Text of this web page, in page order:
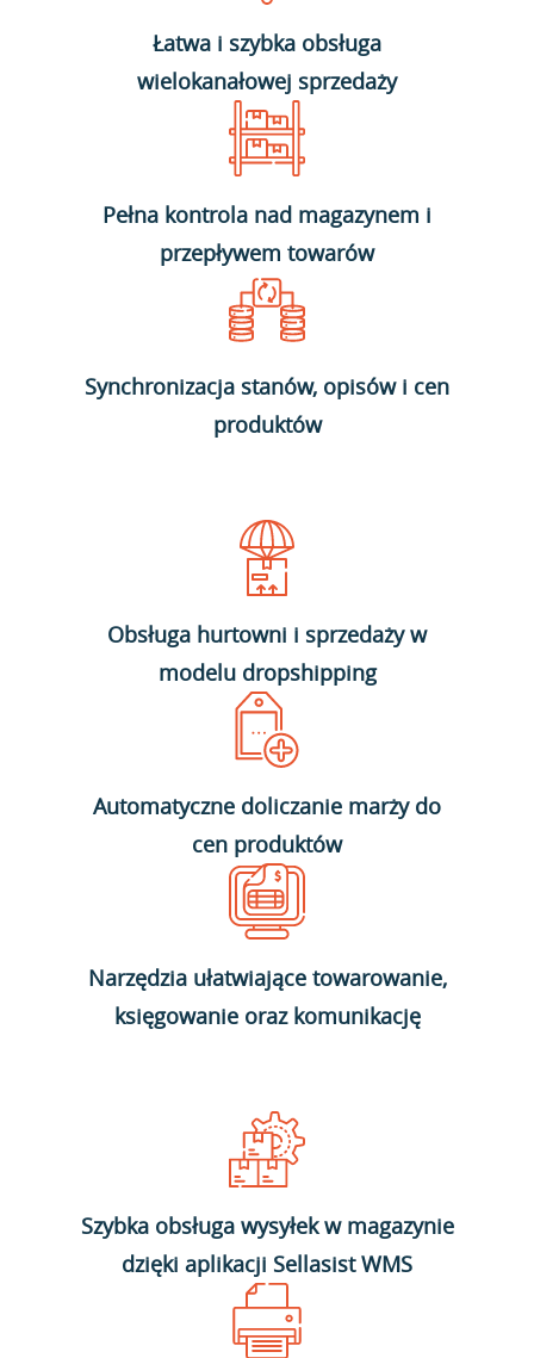
Łatwa i szybka obsługa
wielokanałowej sprzedaży
Pełna kontrola nad magazynem i
przepływem towarów
Synchronizacja stanów, opisów i cen
produktów
Obsługa hurtowni i sprzedaży w
modelu dropshipping
Automatyczne doliczanie marży do
cen produktów
Narzędzia ułatwiające towarowanie,
księgowanie oraz komunikację
Szybka obsługa wysyłek w magazynie
dzięki aplikacji Sellasist WMS